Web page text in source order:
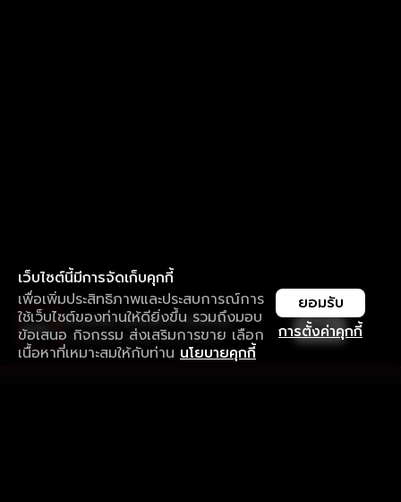
เว็บไซต์นี้มีการจัดเก็บคุกกี้
เพื่อเพิ่มประสิทธิภาพและประสบการณ์การ
ใช้เว็บไซต์ของท่านให้ดียิ่งขึ้น รวมถึงมอบ
ข้อเสนอ กิจกรรม ส่งเสริมการขาย เลือก
เนื้อหาที่เหมาะสมให้กับท่าน นโยบายคุกกี้
การตั้งค่าคุกกี้
ยอมรับ
ใช้งานแอป ลื่นไหลกว่า ไม่มีสะดุด
ดาวน์โหลดแอปเพื่อการรับชมที่ดีกว่า เปิด